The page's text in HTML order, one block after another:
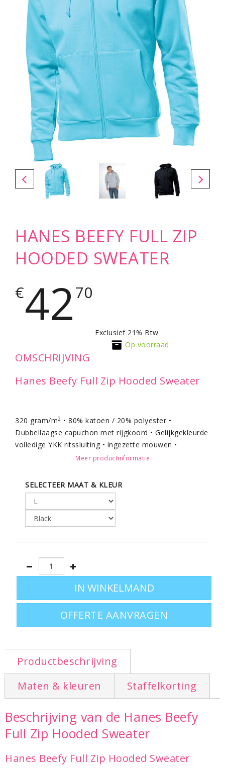
HANES BEEFY FULL ZIP
HOODED SWEATER
€4270
Exclusief 21% Btw
Op voorraad
OMSCHRIJVING
Hanes Beefy Full Zip Hooded Sweater
320 gram/m2 • 80% katoen / 20% polyester •
Dubbellaagse capuchon met rijgkoord • Gelijkgekleurde
volledige YKK ritssluiting • ingezette mouwen •
Ribgebreide manchetten aan de armen en de boord • 2
Leverbaar in de maten S - M - L - XL - XXL
Terug naar hoofdoverzicht:
Meer productinformatie
SELECTEER MAAT & KLEUR
OFFERTE AANVRAGEN
Productbeschrijving
Maten & kleuren
Staffelkorting
Beschrijving van de Hanes Beefy
Full Zip Hooded Sweater
Hanes Beefy Full Zip Hooded Sweater